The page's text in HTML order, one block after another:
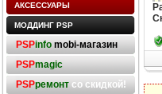
АКСЕССУАРЫ
МОДДИНГ PSP
PSPinfo mobi-магазин
PSPmagic
PSPремонтсо скидкой!